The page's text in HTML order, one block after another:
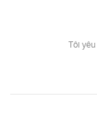
Tôi